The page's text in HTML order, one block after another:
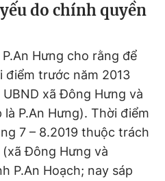
do chính quyền
Hưng cho rằng để
điểm trước năm 2013
xã Đông Hưng và
P.An Hưng). Thời điểm
7 – 8.2019 thuộc trách
(xã Đông Hưng và
P.An Hoạch; nay sáp